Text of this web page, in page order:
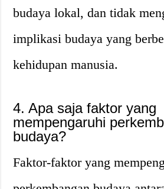
budaya lokal, dan tidak
implikasi budaya yang
kehidupan manusia.
4. Apa saja faktor yang
mempengaruhi
budaya?
Faktor-faktor yang